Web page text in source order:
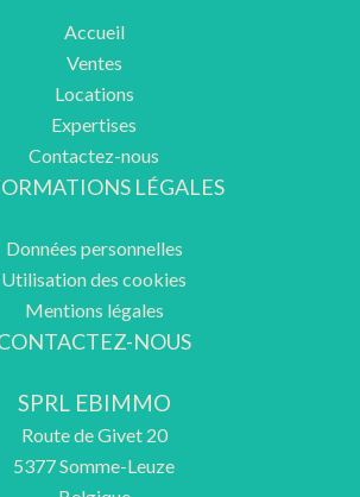
Accueil
Ventes
Locations
Expertises
Contactez-nous
LÉGALES
Données personnelles
Utilisation des cookies
Mentions légales
NOUS
SPRL EBIMMO
Route de Givet 20
5377Somme-Leuze